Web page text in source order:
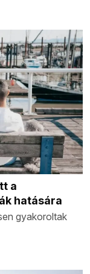
a
hatására
gyakoroltak